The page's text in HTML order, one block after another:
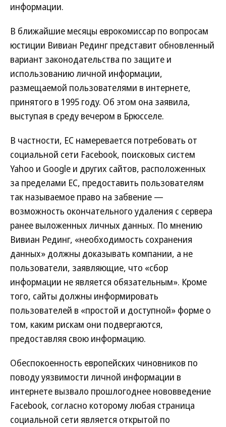
информации.
В ближайшие месяцы еврокомиссар по вопросам
юстиции Вивиан Рединг представит обновленный
вариант законодательства по защите и
использованию личной информации,
размещаемой пользователями в интернете,
принятого в 1995 году. Об этом она заявила,
выступая в среду вечером в Брюсселе.
В частности, ЕС намеревается потребовать от
социальной сети Facebook, поисковых систем
Yahoo и Google и других сайтов, расположенных
за пределами ЕС, предоставить пользователям
так называемое право на забвение —
возможность окончательного удаления с сервера
ранее выложенных личных данных. По мнению
Вивиан Рединг, «необходимость сохранения
данных» должны доказывать компании, а не
пользователи, заявляющие, что «сбор
информации не является обязательным». Кроме
того, сайты должны информировать
пользователей в «простой и доступной» форме о
том, каким рискам они подвергаются,
предоставляя свою информацию.
Обеспокоенность европейских чиновников по
поводу уязвимости личной информации в
интернете вызвало прошлогоднее нововведение
Facebook, согласно которому любая страница
социальной сети является открытой по